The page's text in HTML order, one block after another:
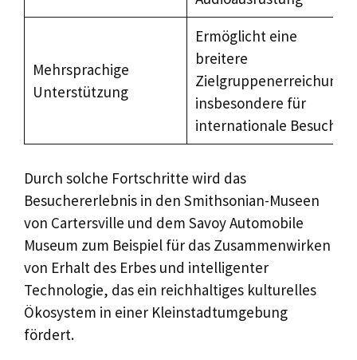
Mehrsprachige
Unterstützung
Ermöglicht eine
breitere
Zielgruppenerreichung,
insbesondere für
internationale Besucher
Durch solche Fortschritte wird das
Besuchererlebnis in den Smithsonian-Museen
von Cartersville und dem Savoy Automobile
Museum zum Beispiel für das Zusammenwirken
von Erhalt des Erbes und intelligenter
Technologie, das ein reichhaltiges kulturelles
Ökosystem in einer Kleinstadtumgebung
fördert.